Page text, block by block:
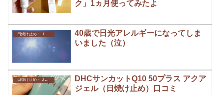
ク」1ヵ月使ってみたよ
40歳で日光アレルギーになってしま
いました（泣）
DHCサンカットQ10 50プラス アクア
ジェル（日焼け止め）口コミ